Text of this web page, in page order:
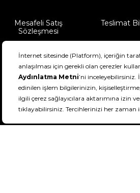
Mesafeli Satış
Sözleşmesi
Teslimat
DeFactoFIT ©️